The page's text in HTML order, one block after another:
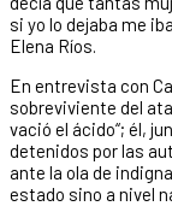
si yo lo dejaba me
Elena Ríos.
En entrevista con
sobreviviente del
vació el ácido“; él,
detenidos por las
ante la ola de
estado sino a nivel